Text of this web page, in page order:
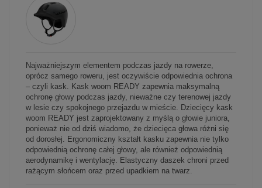
Najważniejszym elementem podczas jazdy na rowerze,
oprócz samego roweru, jest oczywiście odpowiednia ochrona
– czyli kask. Kask woom READY zapewnia maksymalną
ochronę głowy podczas jazdy, nieważne czy terenowej jazdy
w lesie czy spokojnego przejazdu w mieście. Dziecięcy kask
woom READY jest zaprojektowany z myślą o głowie juniora,
ponieważ nie od dziś wiadomo, że dziecięca głowa różni się
od dorosłej. Ergonomiczny kształt kasku zapewnia nie tylko
odpowiednią ochronę całej głowy, ale również odpowiednią
aerodynamikę i wentylację. Elastyczny daszek chroni przed
rażącym słońcem oraz przed upadkiem na twarz.